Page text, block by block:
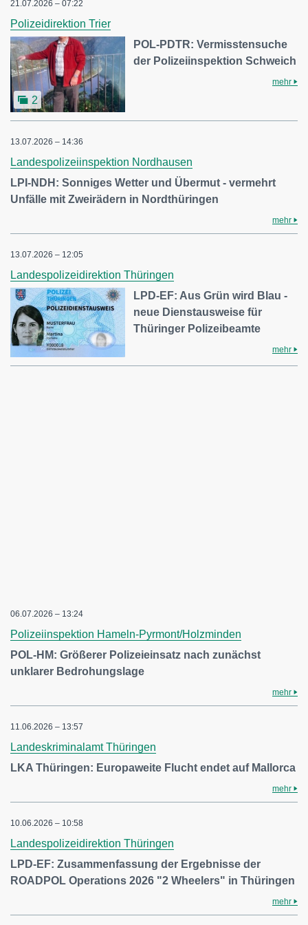
21.07.2026 – 07:22
Polizeidirektion Trier
2
POL-PDTR: Vermisstensuche
der Polizeiinspektion Schweich
mehr
13.07.2026 – 14:36
Landespolizeiinspektion Nordhausen
LPI-NDH: Sonniges Wetter und Übermut - vermehrt
Unfälle mit Zweirädern in Nordthüringen
mehr
13.07.2026 – 12:05
Landespolizeidirektion Thüringen
LPD-EF: Aus Grün wird Blau -
neue Dienstausweise für
Thüringer Polizeibeamte
mehr
06.07.2026 – 13:24
Polizeiinspektion Hameln-Pyrmont/Holzminden
POL-HM: Größerer Polizeieinsatz nach zunächst
unklarer Bedrohungslage
mehr
11.06.2026 – 13:57
Landeskriminalamt Thüringen
LKA Thüringen: Europaweite Flucht endet auf Mallorca
mehr
10.06.2026 – 10:58
Landespolizeidirektion Thüringen
LPD-EF: Zusammenfassung der Ergebnisse der
ROADPOL Operations 2026 "2 Wheelers" in Thüringen
mehr